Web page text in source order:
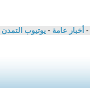
- أخبار عامة - يوتيوب التمدن